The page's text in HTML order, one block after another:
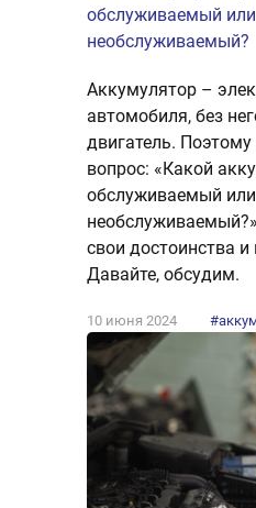
обслуживаемый или
необслуживаемый?
Аккумулятор –
автомобиля, без
двигатель.
вопрос: «Какой
обслуживаемый или
свои достоинства и
Давайте, обсудим.
10 июня 2024